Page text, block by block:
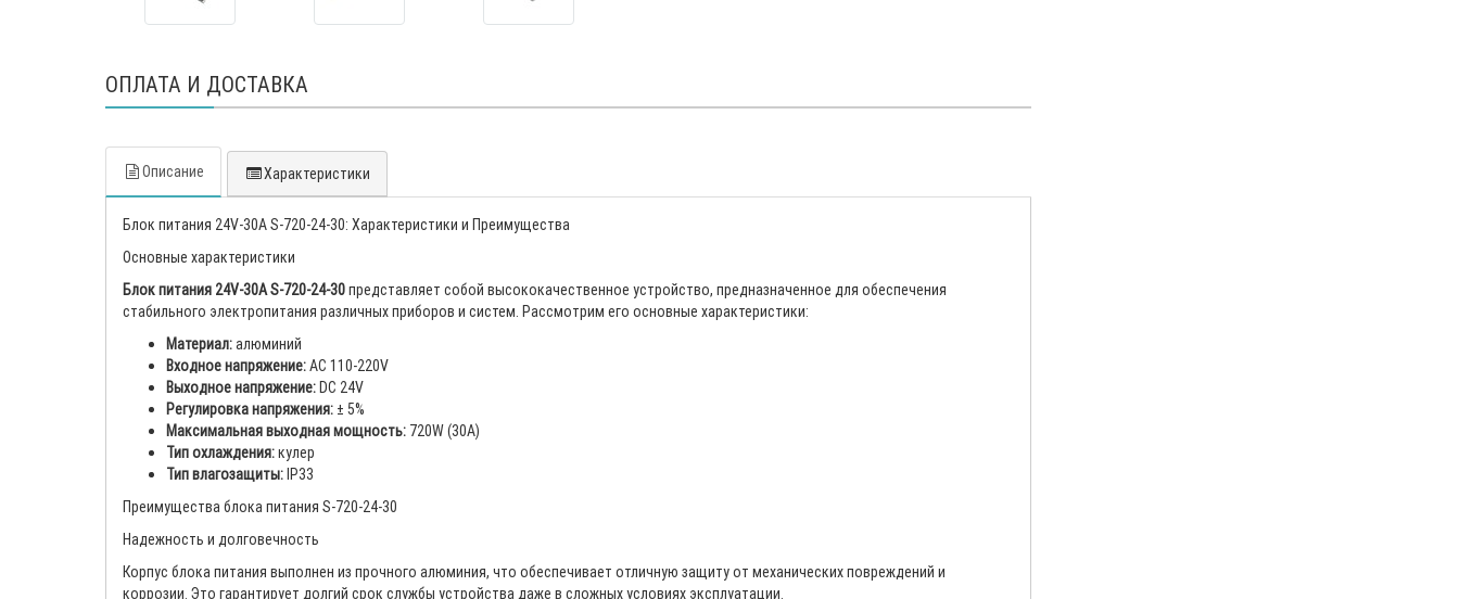
ОПЛАТА И ДОСТАВКА
Описание Характеристики
Блок питания 24V-30A S-720-24-30: Характеристики и Преимущества
Основные характеристики
Блок питания 24V-30A S-720-24-30представляет собой высококачественное устройство, предназначенное для обеспечения
стабильного электропитания различных приборов и систем. Рассмотрим его основные характеристики:
Материал:алюминий
Входное напряжение:AC 110-220V
Выходное напряжение:DC 24V
Регулировка напряжения: ± 5%
Максимальная выходная мощность: 720W (30A)
Тип охлаждения:кулер
Тип влагозащиты:IP33
Преимущества блока питания S-720-24-30
Надежность и долговечность
Корпус блока питания выполнен из прочного алюминия, что обеспечивает отличную защиту от механических повреждений и
коррозии. Это гарантирует долгий срок службы устройства даже в сложных условиях эксплуатации.